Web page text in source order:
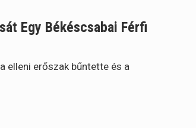
Egy Békéscsabai Férfi
elleni erőszak bűntette és a